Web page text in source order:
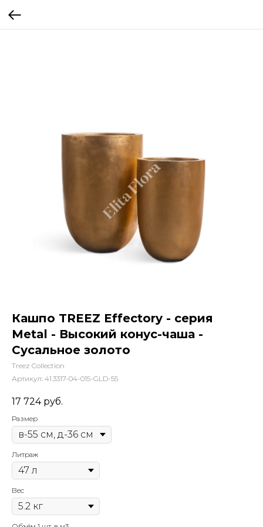
Кашпо TREEZ Effectory - серия
Metal - Высокий конус-чаша -
Сусальное золото
Treez Collection
Артикул: 41.3317-04-015-GLD-55
17 724 руб.
Размер
Литраж
Вес